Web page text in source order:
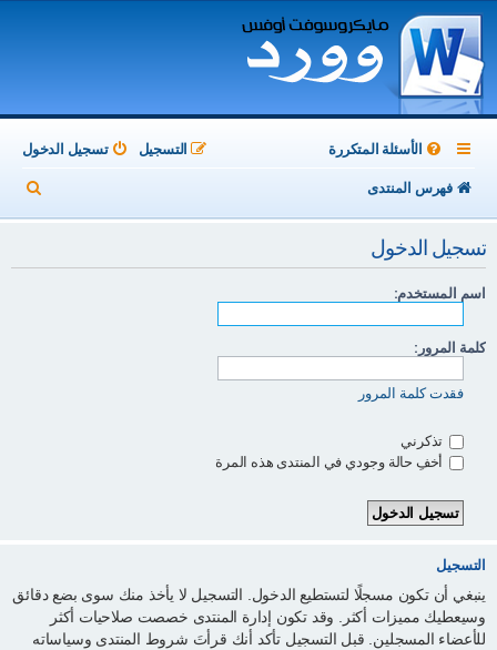
الأسئلة المتكررة تسجيل الدخول
التسجيل
فهرس المنتدى
ح
تسجيل الدخول
اسم المستخدم:
كلمة المرور:
فقدت كلمة المرور
تذكرني
أخفِ حالة وجودي في المنتدى هذه المرة
التسجيل
ينبغي أن تكون مسجلًا لتستطيع الدخول. التسجيل لا يأخذ منك سوى بضع دقائق
وسيعطيك مميزات أكثر. وقد تكون إدارة المنتدى خصصت صلاحيات أكثر
للأعضاء المسجلين. قبل التسجيل تأكد أنك قرأتَ شروط المنتدى وسياساته